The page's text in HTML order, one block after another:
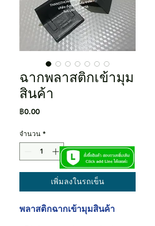
ฉากพลาสติกเข้ามุม
สินค้า
฿0.00ราคา
จำนวน *
เพิ่มลงในรถเข็น
พลาสติกฉากเข้ามุมสินค้า